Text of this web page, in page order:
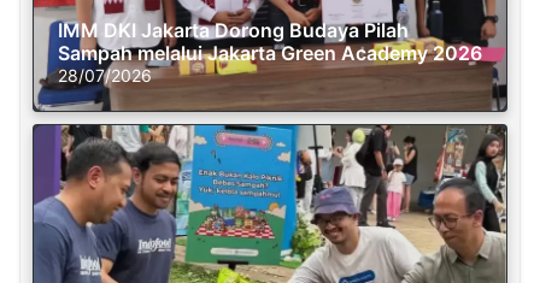
IMM DKI Jakarta Dorong Budaya Pilah
Sampah melalui Jakarta Green Academy 2026
28/07/2026